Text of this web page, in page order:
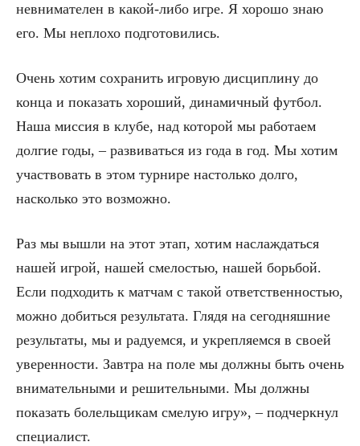
невнимателен в какой-либо игре. Я хорошо знаю
его. Мы неплохо подготовились.
Очень хотим сохранить игровую дисциплину до
конца и показать хороший, динамичный футбол.
Наша миссия в клубе, над которой мы работаем
долгие годы, – развиваться из года в год. Мы хотим
участвовать в этом турнире настолько долго,
насколько это возможно.
Раз мы вышли на этот этап, хотим наслаждаться
нашей игрой, нашей смелостью, нашей борьбой.
Если подходить к матчам с такой ответственностью,
можно добиться результата. Глядя на сегодняшние
результаты, мы и радуемся, и укрепляемся в своей
уверенности. Завтра на поле мы должны быть очень
внимательными и решительными. Мы должны
показать болельщикам смелую игру», – подчеркнул
специалист.